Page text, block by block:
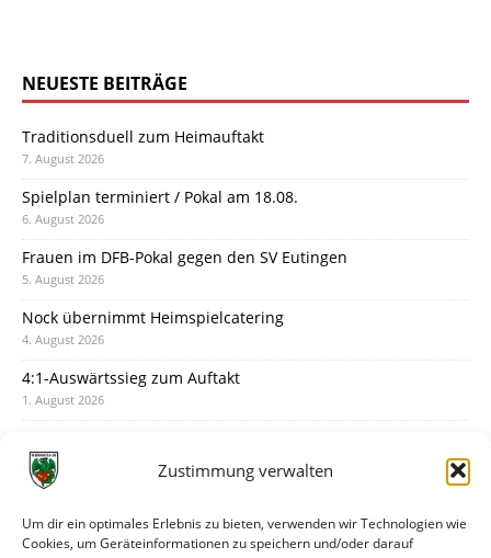
Zustimmung verwalten
Um dir ein optimales Erlebnis zu bieten, verwenden wir Technologien wie
Cookies, um Geräteinformationen zu speichern und/oder darauf
NEUESTE BEITRÄGE
Traditionsduell zum Heimauftakt
7. August 2026
Spielplan terminiert / Pokal am 18.08.
6. August 2026
Frauen im DFB-Pokal gegen den SV Eutingen
5. August 2026
Nock übernimmt Heimspielcatering
4. August 2026
4:1-Auswärtssieg zum Auftakt
1. August 2026
31. Juli 2026
30. Juli 2026